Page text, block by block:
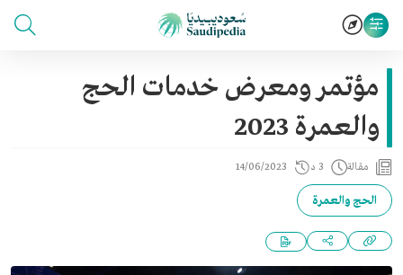
مؤتمر ومعرض خدمات الحج
والعمرة 2023
مقالة 3 د 14/06/2023
الحج والعمرة